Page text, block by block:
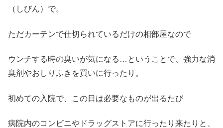
（しびん）で。
ただカーテンで仕切られているだけの相部屋なので
ウンチする時の臭いが気になる…ということで、強力な消
臭剤やおしりふきを買いに行ったり。
初めての入院で、この日は必要なものが出るたび
病院内のコンビニやドラッグストアに行ったり来たりと、